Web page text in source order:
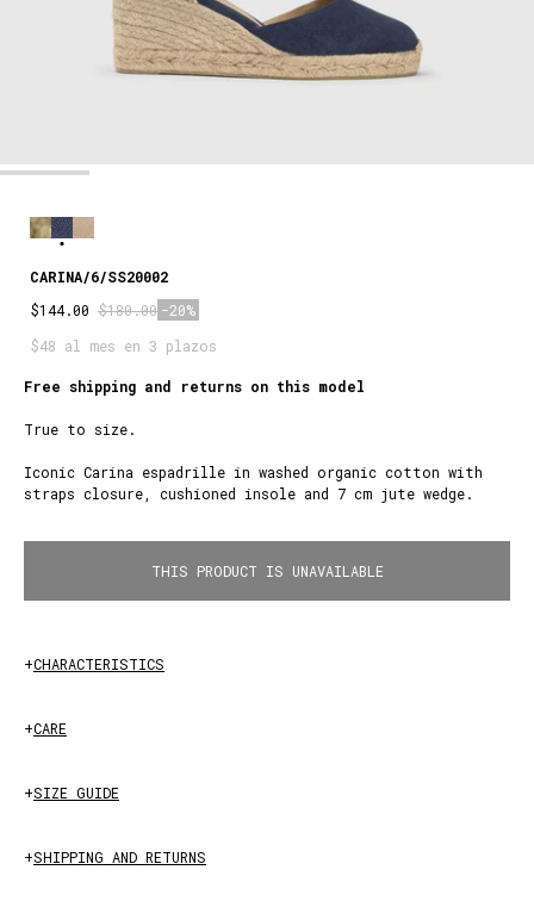
CARINA/6/SS20002
$144.00 $180.00 -20%
$48 al mes en 3 plazos
Free shipping and returns on this model
True to size.
Iconic Carina espadrille in washed organic cotton with
straps closure, cushioned insole and 7 cm jute wedge.
THIS PRODUCT IS UNAVAILABLE
+CHARACTERISTICS
+CARE
+SIZE GUIDE
+SHIPPING AND RETURNS